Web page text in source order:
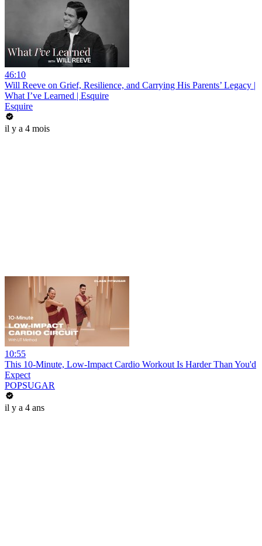
46:10
Will Reeve on Grief, Resilience, and Carrying His Parents’ Legacy |
What I’ve Learned | Esquire
Esquire
il y a 4 mois
10:55
This 10-Minute, Low-Impact Cardio Workout Is Harder Than You'd
Expect
POPSUGAR
il y a 4 ans